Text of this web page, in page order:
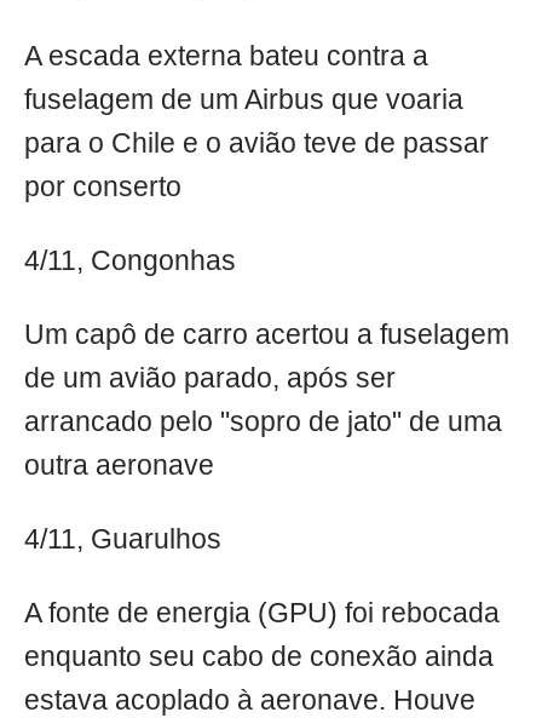
A escada externa bateu contra a
fuselagem de um Airbus que voaria
para o Chile e o avião teve de passar
por conserto
4/11, Congonhas
Um capô de carro acertou a fuselagem
de um avião parado, após ser
arrancado pelo "sopro de jato" de uma
outra aeronave
4/11, Guarulhos
A fonte de energia (GPU) foi rebocada
enquanto seu cabo de conexão ainda
estava acoplado à aeronave. Houve